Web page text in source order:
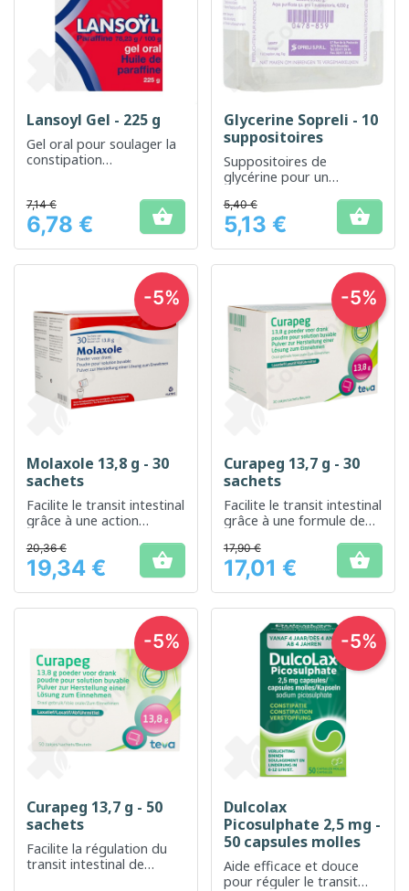
Lansoyl Gel - 225 g
Gel oral pour soulager la
constipation
Prix
7,14 €
6,78 € 
Glycerine Sopreli - 10
suppositoires
Suppositoires de
glycérine pour un
constipation
occasionnelle
Prix
5,40 €
5,13 € 
Molaxole 13,8 g - 30
sachets
Facilite le transit intestinal
grâce à une action
Prix
20,36 €
19,34 € 
-5%
Curapeg 13,7 g - 30
sachets
Facilite le transit intestinal
grâce à une formule de
Prix
17,90 €
17,01 € 
-5%
Curapeg 13,7 g - 50
sachets
Facilite la régulation du
transit intestinal de
-5%
Dulcolax
Picosulphate 2,5 mg -
50 capsules molles
Aide efficace et douce
pour réguler le transit
-5%